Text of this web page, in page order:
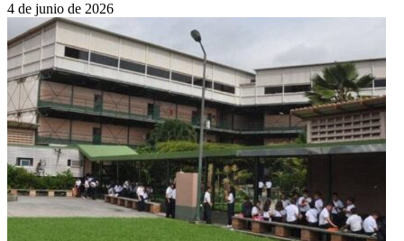
4 de junio de 2026